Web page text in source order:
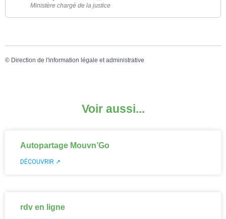
Ministère chargé de la justice
© Direction de l'information légale et administrative
Voir aussi...
Autopartage Mouvn’Go
DÉCOUVRIR ↗
rdv en ligne